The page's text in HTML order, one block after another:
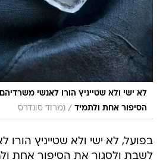
לא ישי ולא שטייניץ הורו לאנשי
הסיפור אחת ולתמיד / נמרוד סונדרס
בפועל, לא ישי ולא שטייניץ הורו
לשבת ולסגור את הסיפור אחת